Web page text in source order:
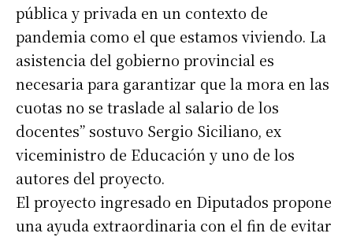
pública y privada en un contexto de
pandemia como el que estamos viviendo. La
asistencia del gobierno provincial es
necesaria para garantizar que la mora en las
cuotas no se traslade al salario de los
docentes” sostuvo Sergio Siciliano, ex
viceministro de Educación y uno de los
autores del proyecto.
El proyecto ingresado en Diputados propone
una ayuda extraordinaria con el fin de evitar